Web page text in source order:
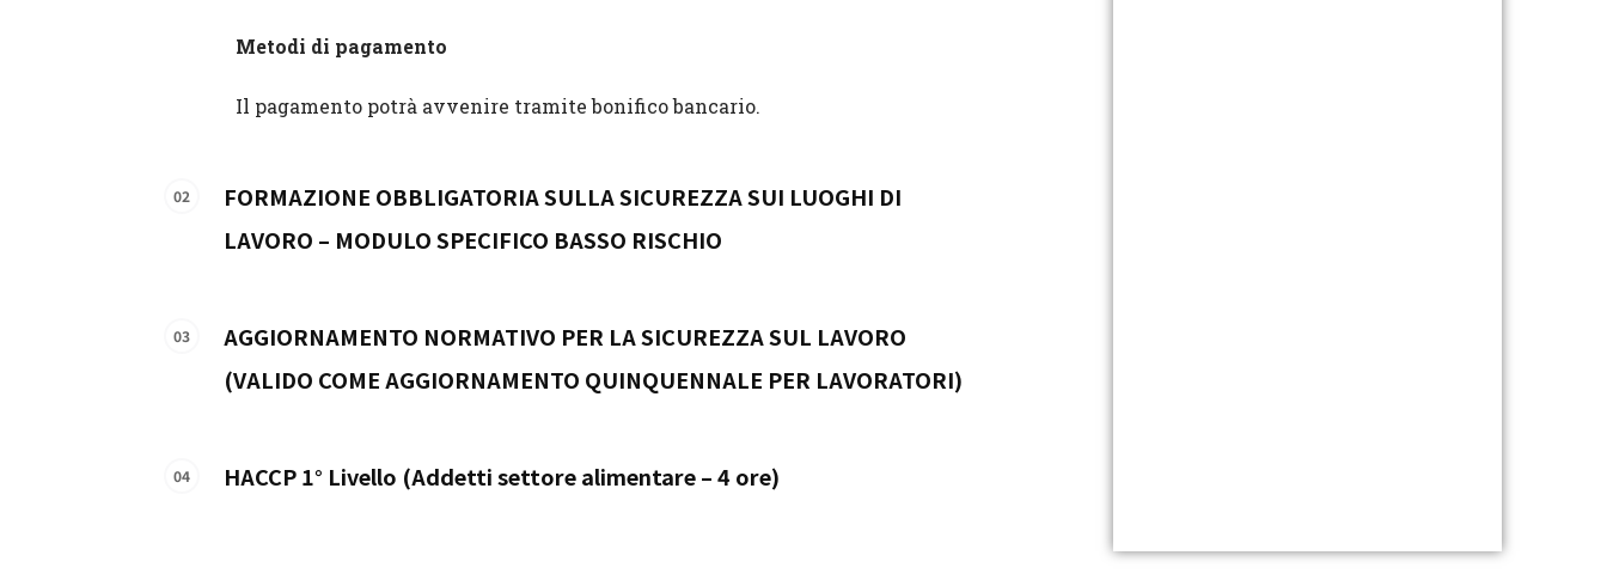
Metodi di pagamento
Il pagamento potrà avvenire tramite bonifico bancario.
FORMAZIONE OBBLIGATORIA SULLA SICUREZZA SUI LUOGHI DI
LAVORO – MODULO SPECIFICO BASSO RISCHIO
AGGIORNAMENTO NORMATIVO PER LA SICUREZZA SUL LAVORO
(VALIDO COME AGGIORNAMENTO QUINQUENNALE PER LAVORATORI)
HACCP 1° Livello (Addetti settore alimentare – 4 ore)